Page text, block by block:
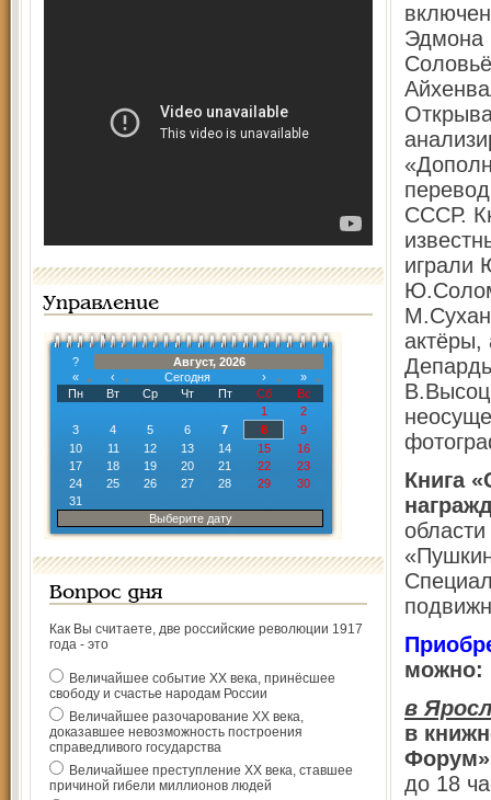
Управление
?
Август, 2026
«
‹ Сегодня ›
»
Пн
Вт Ср Чт Пт Сб
Вс
1
2
3
4 5 6 7 8
9
10
11 12 13 14 15
16
17
18 19 20 21 22
23
24
25 26 27 28 29
30
31
Выберите дату
Вопрос дня
Как Вы считаете, две российские революции 1917
года - это
Величайшее событие ХХ века, принёсшее
свободу и счастье народам России
Величайшее разочарование ХХ века,
доказавшее невозможность построения
справедливого государства
Величайшее преступление ХХ века, ставшее
причиной гибели миллионов людей
Эдмона
СССР.
играли
Книга
можно:
в
в
Форум»
до 18